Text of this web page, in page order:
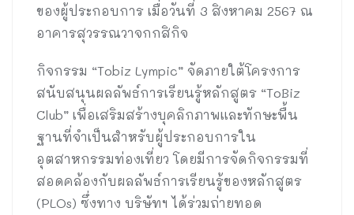
ของผู้ประกอบการ เมื่อวันที่ 3 สิงหาคม 2567 ณ
อาคารสุวรรณวาจกกสิกิจ
กิจกรรม “Tobiz Lympic” จัดภายใต้โครงการ
สนับสนุนผลลัพธ์การเรียนรู้หลักสูตร “ToBiz
Club” เพื่อเสริมสร้างบุคลิกภาพและทักษะพื้น
ฐานที่จำเป็นสำหรับผู้ประกอบการใน
อุตสาหกรรมท่องเที่ยว โดยมีการจัดกิจกรรมที่
สอดคล้องกับผลลัพธ์การเรียนรู้ของหลักสูตร
(PLOs) ซึ่งทาง บริษัทฯ ได้ร่วมถ่ายทอด